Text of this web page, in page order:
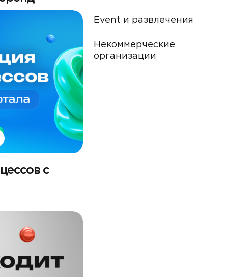
Event и развлечения
Некоммерческие
организации
с